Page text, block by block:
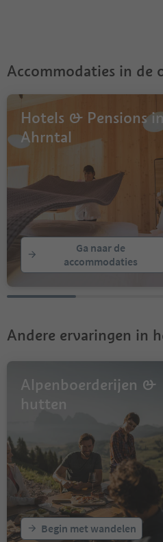
Accommodaties in de
Hotels & Pensions
Ahrntal
Ga naar de
accommodaties
Andere ervaringen in
Alpenboerderijen &
hutten
Begin met wandelen